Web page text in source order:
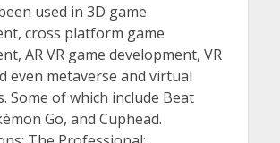
used in 3D game
cross platform game
AR VR game development, VR
even metaverse and virtual
Some of which include Beat
Go, and Cuphead.